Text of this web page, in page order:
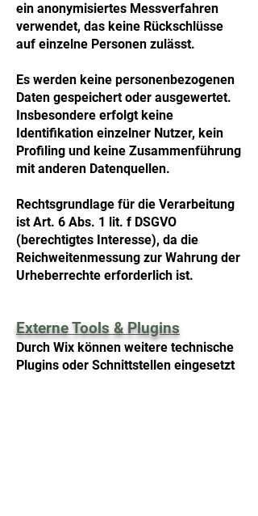
ein anonymisiertes Messverfahren
verwendet, das keine Rückschlüsse
auf einzelne Personen zulässt.
Es werden keine personenbezogenen
Daten gespeichert oder ausgewertet.
Insbesondere erfolgt keine
Identifikation einzelner Nutzer, kein
Profiling und keine Zusammenführung
mit anderen Datenquellen.
Rechtsgrundlage für die Verarbeitung
ist Art. 6 Abs. 1 lit. f DSGVO
(berechtigtes Interesse), da die
Reichweitenmessung zur Wahrung der
Urheberrechte erforderlich ist.
Externe Tools & Plugins
Durch Wix können weitere technische
Plugins oder Schnittstellen eingesetzt